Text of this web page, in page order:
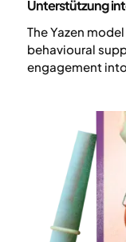
Unterstützung
The Yazen
behavioural
engagement
interaction, the
obesity
improvement.